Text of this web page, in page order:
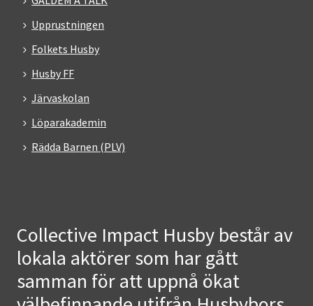
Upprustningen
Folkets Husby
Husby FF
Järvaskolan
Löparakademin
Rädda Barnen (PLV)
Collective Impact Husby består av
lokala aktörer som har gått
samman för att uppnå ökat